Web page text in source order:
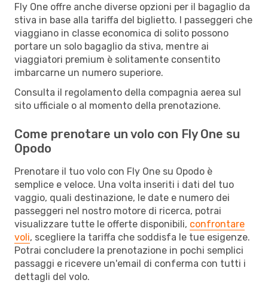
Fly One offre anche diverse opzioni per il bagaglio da
stiva in base alla tariffa del biglietto. I passeggeri che
viaggiano in classe economica di solito possono
portare un solo bagaglio da stiva, mentre ai
viaggiatori premium è solitamente consentito
imbarcarne un numero superiore.
Consulta il regolamento della compagnia aerea sul
sito ufficiale o al momento della prenotazione.
Come prenotare un volo con Fly One su
Opodo
Prenotare il tuo volo con Fly One su Opodo è
semplice e veloce. Una volta inseriti i dati del tuo
vaggio, quali destinazione, le date e numero dei
passeggeri nel nostro motore di ricerca, potrai
visualizzare tutte le offerte disponibili, confrontare
voli, scegliere la tariffa che soddisfa le tue esigenze.
Potrai concludere la prenotazione in pochi semplici
passaggi e ricevere un'email di conferma con tutti i
dettagli del volo.